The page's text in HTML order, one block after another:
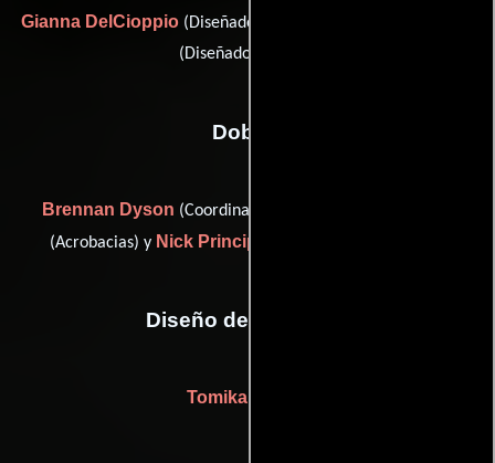
Gianna DelCioppio(Diseñador gráfico) y
(Diseñador gráfico)
Dobles
Brennan Dyson (Coordinador de dobles),
(Acrobacias) y Nick Principe
Diseño de vestuario
Tomika Smalls